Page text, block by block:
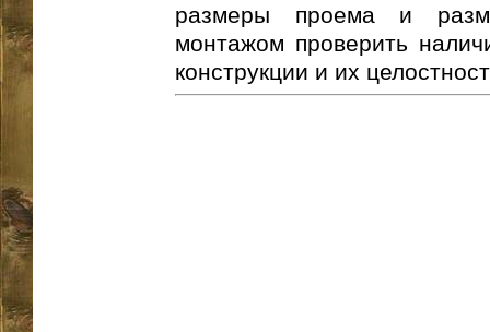
размеры проема и
монтажом проверить
конструкции и их